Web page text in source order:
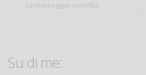
La mia peggior sconfitta:
Su di me: